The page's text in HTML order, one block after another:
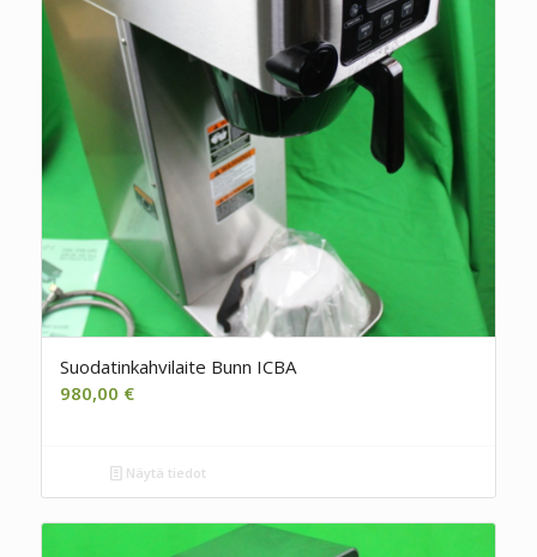
Suodatinkahvilaite Bunn ICBA
980,00 €
Näytä tiedot